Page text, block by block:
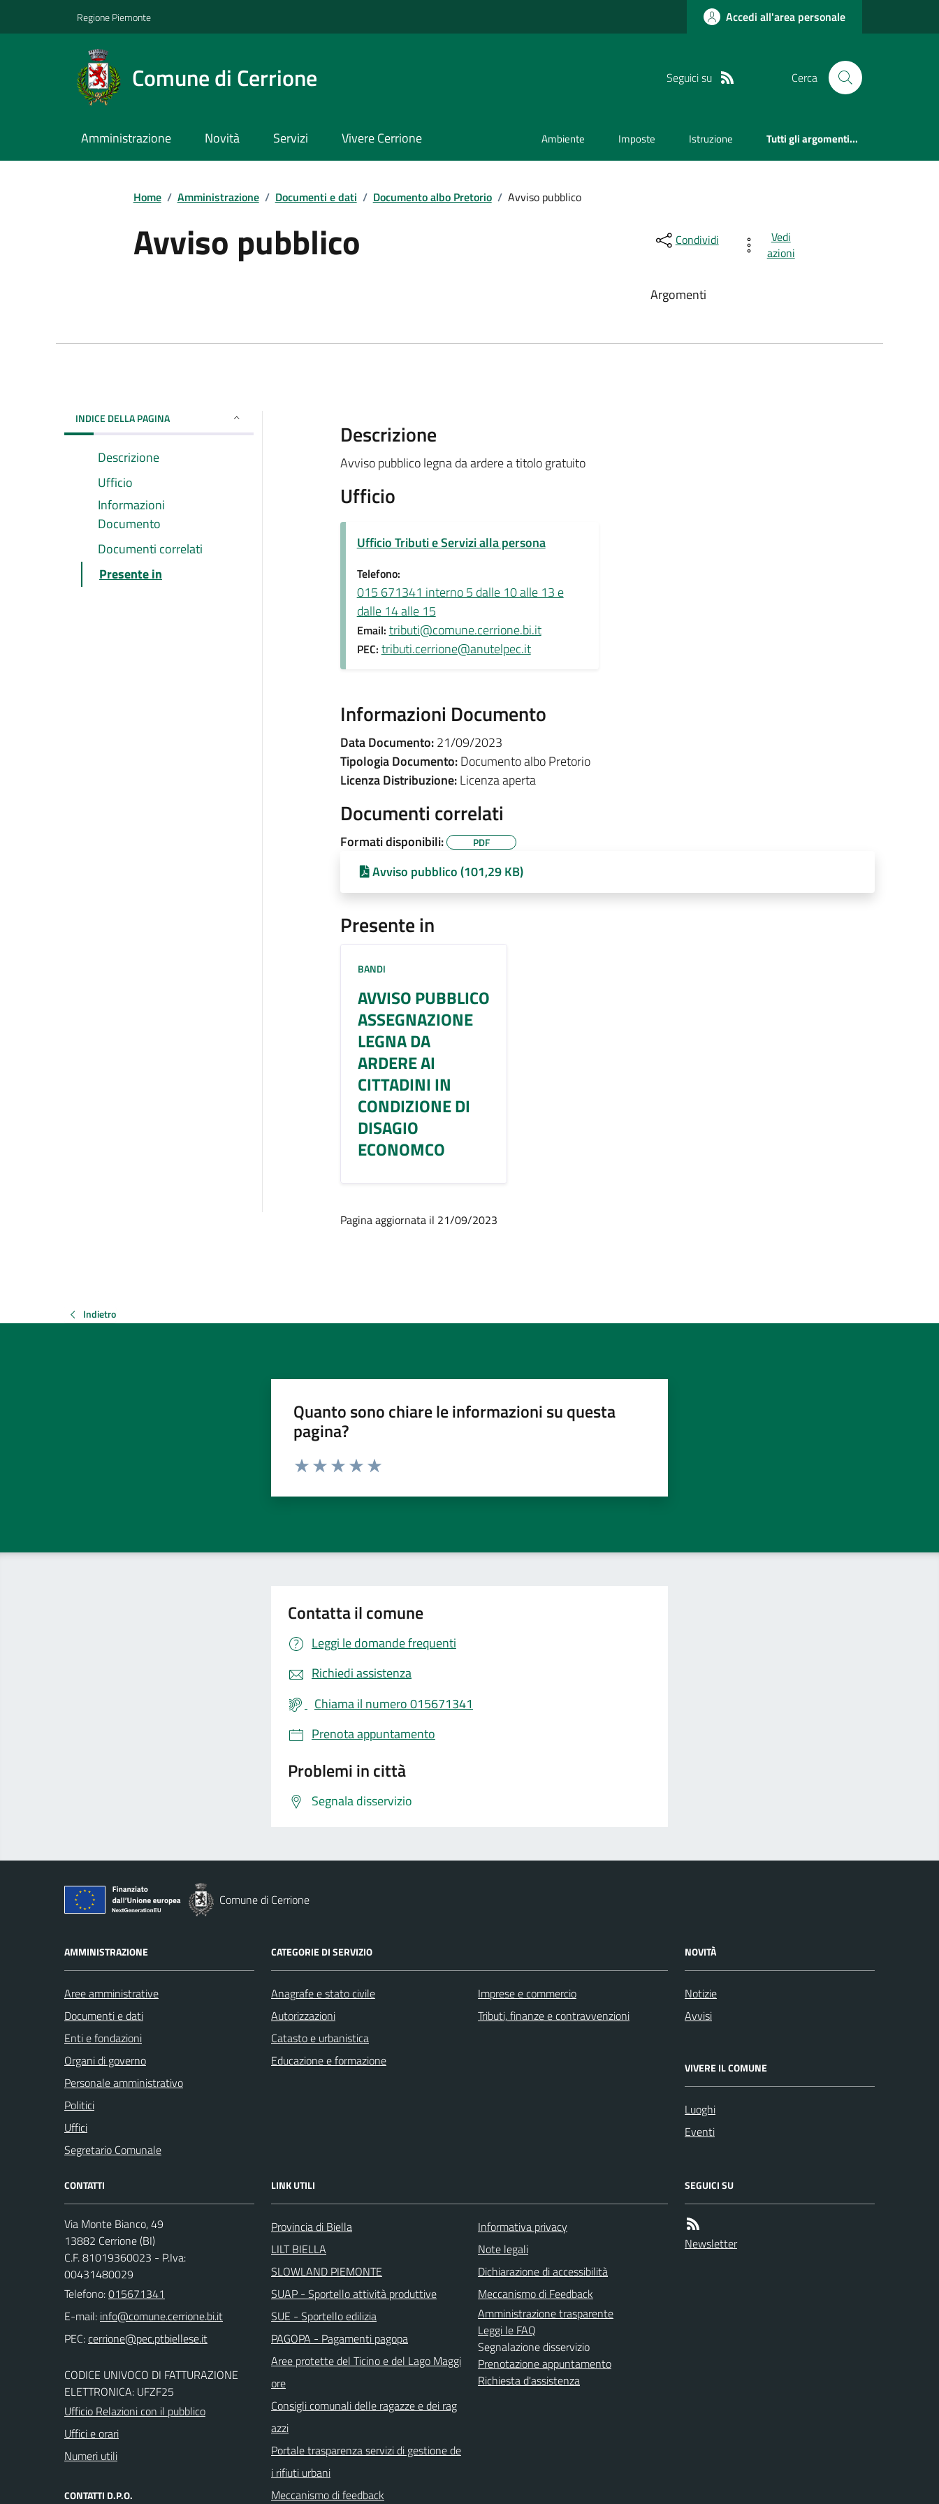
Regione Piemonte Accedi all'area personale
Comune di Cerrione Seguici su Cerca
Amministrazione Novità Servizi Vivere Cerrione Ambiente Imposte Istruzione Tutti gli argomenti...
Home / Amministrazione / Documenti e dati / Documento albo Pretorio / Avviso pubblico
Avviso pubblico Condividi
Vedi
azioni
Argomenti
INDICE DELLA PAGINA
Descrizione
Ufficio
Informazioni
Documento
Documenti correlati
Presente in
Descrizione
Avviso pubblico legna da ardere a titolo gratuito
Ufficio
Ufficio Tributi e Servizi alla persona
Telefono:
015 671341 interno 5 dalle 10 alle 13 e
dalle 14 alle 15
Email: tributi@comune.cerrione.bi.it
PEC: tributi.cerrione@anutelpec.it
Informazioni Documento
Data Documento:21/09/2023
Tipologia Documento:Documento albo Pretorio
Licenza Distribuzione:Licenza aperta
Documenti correlati
Formati disponibili: PDF
Avviso pubblico (101,29 KB)
Presente in
BANDI
AVVISO PUBBLICO
ASSEGNAZIONE
LEGNA DA
ARDERE AI
CITTADINI IN
CONDIZIONE DI
DISAGIO
ECONOMCO
Pagina aggiornata il 21/09/2023
Indietro
Quanto sono chiare le informazioni su questa
pagina?
Valuta da 1 a 5 stelle la pagina
Contatta il comune
Leggi le domande frequenti
Richiedi assistenza
Chiama il numero 015671341
Prenota appuntamento
Problemi in città
Segnala disservizio
Comune di Cerrione
AMMINISTRAZIONE
Aree amministrative
Documenti e dati
Enti e fondazioni
Organi di governo
Personale amministrativo
Politici
Uffici
Segretario Comunale
CATEGORIE DI SERVIZIO
Anagrafe e stato civile
Autorizzazioni
Catasto e urbanistica
Educazione e formazione
Imprese e commercio
Tributi, finanze e contravvenzioni
NOVITÀ
Notizie
Avvisi
VIVERE IL COMUNE
Luoghi
Eventi
CONTATTI
Via Monte Bianco, 49
13882 Cerrione (BI)
C.F. 81019360023 - P.Iva:
00431480029
Telefono:015671341
E-mail:
PEC:
CODICE UNIVOCO DI FATTURAZIONE
ELETTRONICA: UFZF25
Ufficio Relazioni con il pubblico
Uffici e orari
Numeri utili
CONTATTI D.P.O.
LINK UTILI
Provincia di Biella
LILT BIELLA
SLOWLAND PIEMONTE
SUAP - Sportello attività produttive
SUE - Sportello edilizia
PAGOPA - Pagamenti pagopa
Aree protette del Ticino e del Lago Maggi
ore
Consigli comunali delle ragazze e dei rag
azzi
Portale trasparenza servizi di gestione de
i rifiuti urbani
Meccanismo di feedback
Informativa privacy
Note legali
Dichiarazione di accessibilità
Meccanismo di Feedback
Amministrazione trasparente
Leggi le FAQ
Segnalazione disservizio
Prenotazione appuntamento
Richiesta d'assistenza
SEGUICI SU
Newsletter